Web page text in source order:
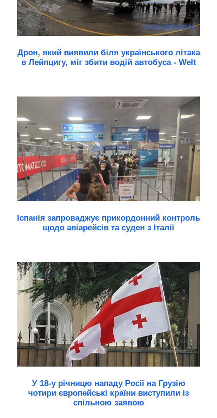
Дрон, який виявили біля українського літака
в Лейпцигу, міг збити водій автобуса - Welt
Іспанія запроваджує прикордонний контроль
щодо авіарейсів та суден з Італії
У 18-у річницю нападу Росії на Грузію
чотири європейські країни виступили із
спільною заявою